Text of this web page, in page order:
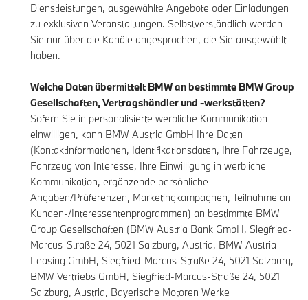
Dienstleistungen, ausgewählte Angebote oder Einladungen
zu exklusiven Veranstaltungen. Selbstverständlich werden
Sie nur über die Kanäle angesprochen, die Sie ausgewählt
haben.
Welche Daten übermittelt BMW an bestimmte BMW Group
Gesellschaften, Vertragshändler und -werkstätten?
Sofern Sie in personalisierte werbliche Kommunikation
einwilligen, kann BMW Austria GmbH Ihre Daten
(Kontaktinformationen, Identifikationsdaten, Ihre Fahrzeuge,
Fahrzeug von Interesse, Ihre Einwilligung in werbliche
Kommunikation, ergänzende persönliche
Angaben/Präferenzen, Marketingkampagnen, Teilnahme an
Kunden-/Interessentenprogrammen) an bestimmte BMW
Group Gesellschaften (BMW Austria Bank GmbH, Siegfried-
Marcus-Straße 24, 5021 Salzburg, Austria, BMW Austria
Leasing GmbH, Siegfried-Marcus-Straße 24, 5021 Salzburg,
BMW Vertriebs GmbH, Siegfried-Marcus-Straße 24, 5021
Salzburg, Austria, Bayerische Motoren Werke